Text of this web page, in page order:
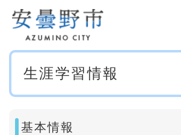
メニューを飛ばして本文へ
本
生涯学習情報
基本情報